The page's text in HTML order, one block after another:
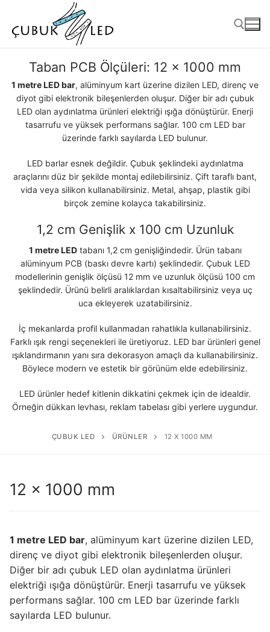
ANASAYFA
Kullanıma Hazır Ürünler
LEDLine (Lineer LED)
DOTLED
Ultra İnce Lineer Aydınlatma
Yarı Mamül Ürünler
LED Modüller
Sabit Gerilim Şerit LED
Plastik LED Profilleri
Işık Kontrol Sistemleri
DMX Kontrol Sistemleri
LED Güç Kaynakları
Taban PCB Ölçüleri: 12 x 1000 mm
1 metre LED bar, alüminyum kart üzerine dizilen LED, direnç ve
diyot gibi elektronik bileşenlerden oluşur. Diğer bir adı çubuk
LED olan aydınlatma ürünleri elektriği ışığa dönüştürür. Enerji
tasarrufu ve yüksek performans sağlar. 100 cm LED bar
üzerinde farklı sayılarda LED bulunur.
LED barlar esnek değildir. Çubuk şeklindeki aydınlatma
araçlarını düz bir şekilde montaj edilebilirsiniz. Çift taraflı bant,
vida veya silikon kullanabilirsiniz. Metal, ahşap, plastik gibi
birçok zemine kolayca takabilirsiniz.
1,2 cm Genişlik x 100 cm Uzunluk
1 metre LEDtabanı 1,2 cm genişliğindedir. Ürün tabanı
alüminyum PCB (baskı devre kartı) şeklindedir. Çubuk LED
modellerinin genişlik ölçüsü 12 mm ve uzunluk ölçüsü 100 cm
şeklindedir. Ürünü belirli aralıklardan kısaltabilirsiniz veya uç
uca ekleyerek uzatabilirsiniz.
İç mekanlarda profil kullanmadan rahatlıkla kullanabilirsiniz.
Farklı ışık rengi seçenekleri ile üretiyoruz. LED bar ürünleri genel
ışıklandırmanın yanı sıra dekorasyon amaçlı da kullanabilirsiniz.
Böylece modern ve estetik bir görünüm elde edebilirsiniz.
LED ürünler hedef kitlenin dikkatini çekmek için de idealdir.
Örneğin dükkan levhası, reklam tabelası gibi yerlere uygundur.
ÇUBUK LED ÜRÜNLER 12 X 1000 MM
12 x 1000 mm
1 metre LED bar, alüminyum kart üzerine dizilen LED,
direnç ve diyot gibi elektronik bileşenlerden oluşur.
Diğer bir adı çubuk LED olan aydınlatma ürünleri
elektriği ışığa dönüştürür. Enerji tasarrufu ve yüksek
performans sağlar. 100 cm LED bar üzerinde farklı
sayılarda LED bulunur.